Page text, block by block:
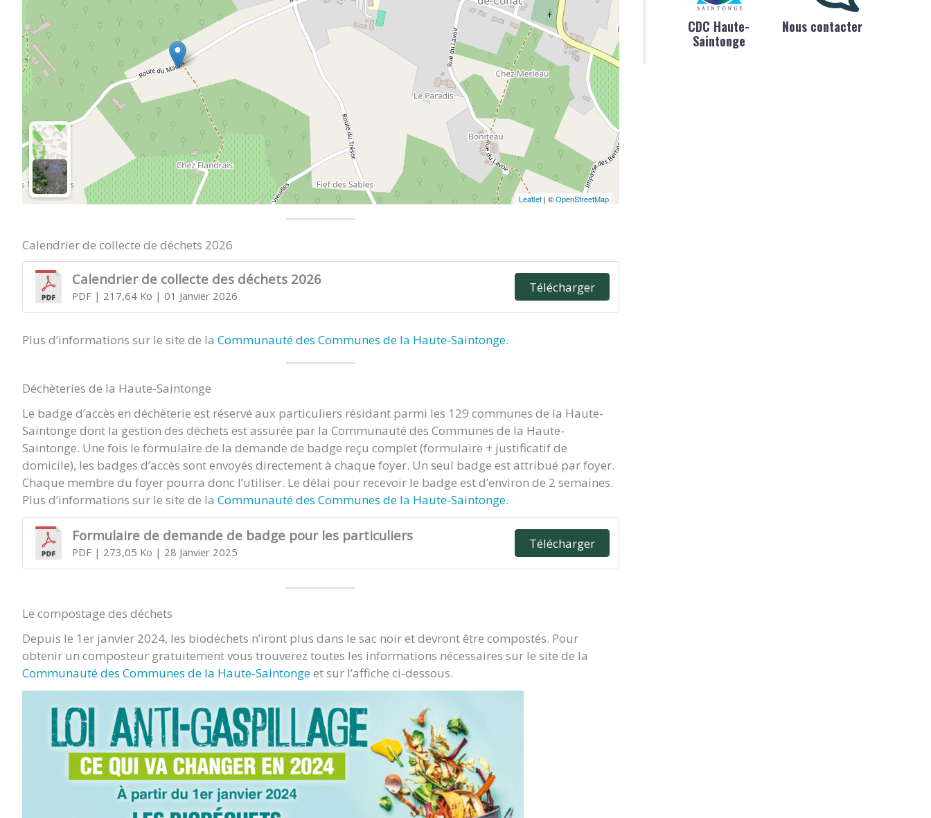
Leaflet | ©OpenStreetMap
Calendrier de collecte de déchets 2026
Calendrier de collecte des déchets 2026
PDF| 217,64 Ko | 01 Janvier 2026
Télécharger
Plus d’informations sur le site de la Communauté des Communes de la Haute-Saintonge.
Déchèteries de la Haute-Saintonge
Le badge d’accès en déchèterie est réservé aux particuliers résidant parmi les 129 communes de la Haute-
Saintonge dont la gestion des déchets est assurée par la Communauté des Communes de la Haute-
Saintonge. Une fois le formulaire de la demande de badge reçu complet (formulaire + justificatif de
domicile), les badges d’accès sont envoyés directement à chaque foyer. Un seul badge est attribué par foyer.
Chaque membre du foyer pourra donc l’utiliser. Le délai pour recevoir le badge est d’environ de 2 semaines.
Plus d’informations sur le site de la Communauté des Communes de la Haute-Saintonge.
Formulaire de demande de badge pour les particuliers
PDF| 273,05 Ko | 28 Janvier 2025
Télécharger
Le compostage des déchets
Depuis le 1er janvier 2024, les biodéchets n’iront plus dans le sac noir et devront être compostés. Pour
obtenir un composteur gratuitement vous trouverez toutes les informations nécessaires sur le site de la
Communauté des Communes de la Haute-Saintongeet sur l’affiche ci-dessous.
CDC Haute-
Saintonge
Nous contacter